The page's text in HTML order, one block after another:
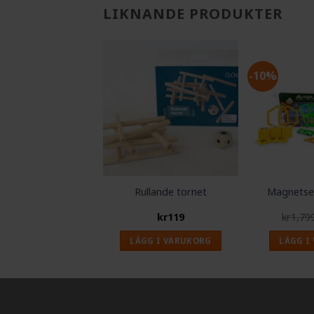
LIKNANDE PRODUKTER
Rullande tornet
kr119
LÄGG I VARUKORG
-10%
kr
LÄGG I